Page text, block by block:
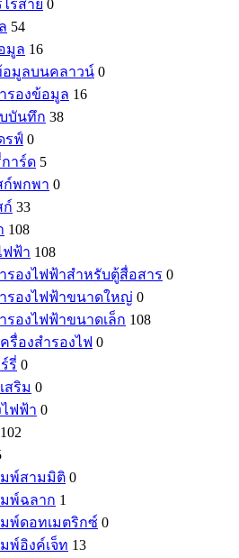
ไร้สาย 0
54
มูล 16
อมูลบนคลาวน์ 0
รองข้อมูล 16
บันทึก 38
รฟ์ 0
าร์ด 5
ก์พกพา 0
ก์ 33
108
ฟฟ้า 108
รองไฟฟ้าสำหรับตู้สื่อสาร 0
ำรองไฟฟ้าขนาดใหญ่ 0
รองไฟฟ้าขนาดเล็ก 108
รื่องสำรองไฟ 0
รี่ 0
สริม 0
ฟฟ้า 0
102
มพ์สามมิติ 0
มพ์ฉลาก 1
มพ์ดอทเมตริกซ์ 0
พ์อิงค์เจ็ท 13